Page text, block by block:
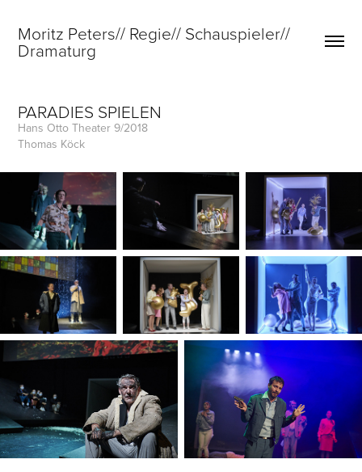
Moritz Peters// Regie// Schauspieler//
Dramaturg
PARADIES SPIELEN
Hans Otto Theater 9/2018
Thomas Köck